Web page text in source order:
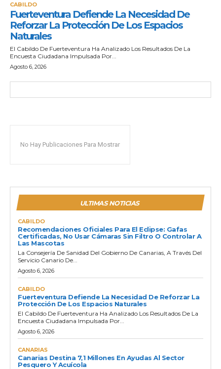
CABILDO
Fuerteventura Defiende La Necesidad De
Reforzar La Protección De Los Espacios
Naturales
El Cabildo De Fuerteventura Ha Analizado Los Resultados De La
Encuesta Ciudadana Impulsada Por...
Agosto 6, 2026
No Hay Publicaciones Para Mostrar
ULTIMAS NOTICIAS
CABILDO
Recomendaciones Oficiales Para El Eclipse: Gafas
Certificadas, No Usar Cámaras Sin Filtro O Controlar A
Las Mascotas
La Consejería De Sanidad Del Gobierno De Canarias, A Través Del
Servicio Canario De...
Agosto 6, 2026
CABILDO
Fuerteventura Defiende La Necesidad De Reforzar La
Protección De Los Espacios Naturales
El Cabildo De Fuerteventura Ha Analizado Los Resultados De La
Encuesta Ciudadana Impulsada Por...
Agosto 6, 2026
CANARIAS
Canarias Destina 7,1 Millones En Ayudas Al Sector
Pesquero Y Acuícola